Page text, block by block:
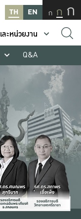
TH EN ก ก ก
ะหน่วยงาน
Q&A